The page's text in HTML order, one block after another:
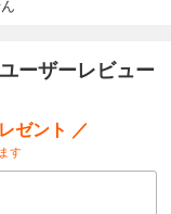
カート
ーザーレビュー
ゼント ／
す